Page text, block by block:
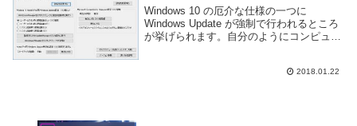
ール
Windows 10 の厄介な仕様の一つに
Windows Update が強制で行われるところ
が挙げられます。自分のようにコンピュー
2018.01.22